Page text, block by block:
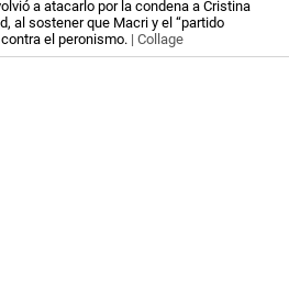
a atacarlo por la condena a Cristina
al sostener que Macri y el “partido
el peronismo. | Collage